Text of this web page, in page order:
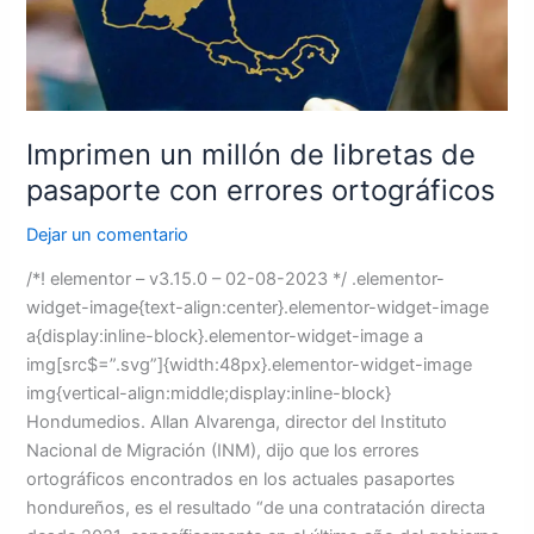
Imprimen un millón de libretas de
pasaporte con errores ortográficos
Dejar un comentario
/*! elementor – v3.15.0 – 02-08-2023 */ .elementor-
widget-image{text-align:center}.elementor-widget-image
a{display:inline-block}.elementor-widget-image a
img[src$=”.svg”]{width:48px}.elementor-widget-image
img{vertical-align:middle;display:inline-block}
Hondumedios. Allan Alvarenga, director del Instituto
Nacional de Migración (INM), dijo que los errores
ortográficos encontrados en los actuales pasaportes
hondureños, es el resultado “de una contratación directa
con
ortográficos